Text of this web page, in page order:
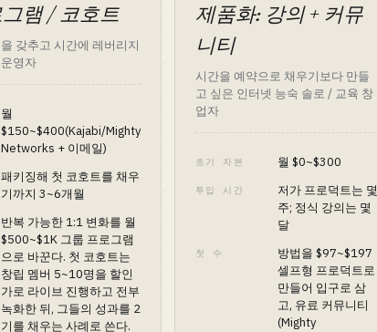
램 / 코호트
갖추고 시간에 레버리지
영자
월
$150~$400(Kajabi/Mighty
Networks + 이메일)
패키징해 첫 코호트를 채우
기까지 3~6개월
반복 가능한 1:1 변화를 월
$500~$1K 그룹 프로그램
으로 바꾼다. 첫 코호트는
창립 멤버 5~10명을 할인
가로 라이브 진행하고 전부
녹화한 뒤, 그들의 성과를 2
기를 채우는 사례로 쓴다.
제품화: 강의 + 커뮤
니티
시간을 예약으로 채우기보다 만들
고 싶은 인터넷 능숙 솔로 / 교육 창
업자
초기 자본 월 $0~$300
투입 시간
저가 프로덕트는 몇
주; 정식 강의는 몇
달
첫 수
방법을 $97~$197
셀프형 프로덕트로
만들어 입구로 삼
고, 유료 커뮤니티
(Mighty